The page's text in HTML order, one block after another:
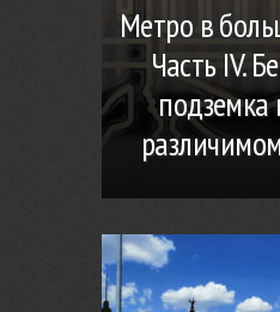
Метро в
Часть IV.
подземка